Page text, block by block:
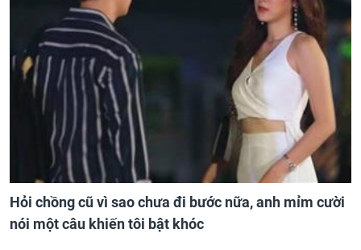
Hỏi chồng cũ vì sao chưa đi bước nữa, anh mỉm cười
nói một câu khiến tôi bật khóc